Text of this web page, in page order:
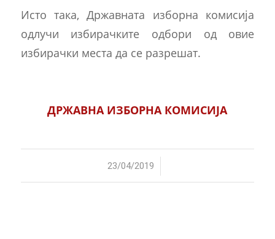
Исто така, Државната изборна комисија
одлучи избирачките одбори од овие
избирачки места да се разрешат.
ДРЖАВНА ИЗБОРНА КОМИСИЈА
23/04/2019
/